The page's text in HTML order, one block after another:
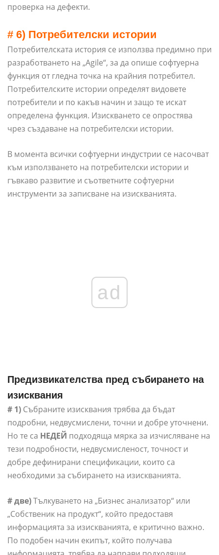
проверка на дефекти.
# 6) Потребителски истории
Потребителската история се използва предимно при
разработването на „Agile“, за да опише софтуерна
функция от гледна точка на крайния потребител.
Потребителските истории определят видовете
потребители и по какъв начин и защо те искат
определена функция. Изискването се опростява
чрез създаване на потребителски истории.
В момента всички софтуерни индустрии се насочват
към използването на потребителски истории и
гъвкаво развитие и съответните софтуерни
инструменти за записване на изискванията.
ad
Предизвикателства пред събирането на
изисквания
# 1) Събраните изисквания трябва да бъдат
подробни, недвусмислени, точни и добре уточнени.
Но те са НЕДЕЙ подходяща мярка за изчисляване на
тези подробности, недвусмисленост, точност и
добре дефинирани спецификации, които са
необходими за събирането на изискванията.
# две)Тълкуването на „Бизнес анализатор“ или
„Собственик на продукт“, който предоставя
информацията за изискванията, е критично важно.
По подобен начин екипът, който получава